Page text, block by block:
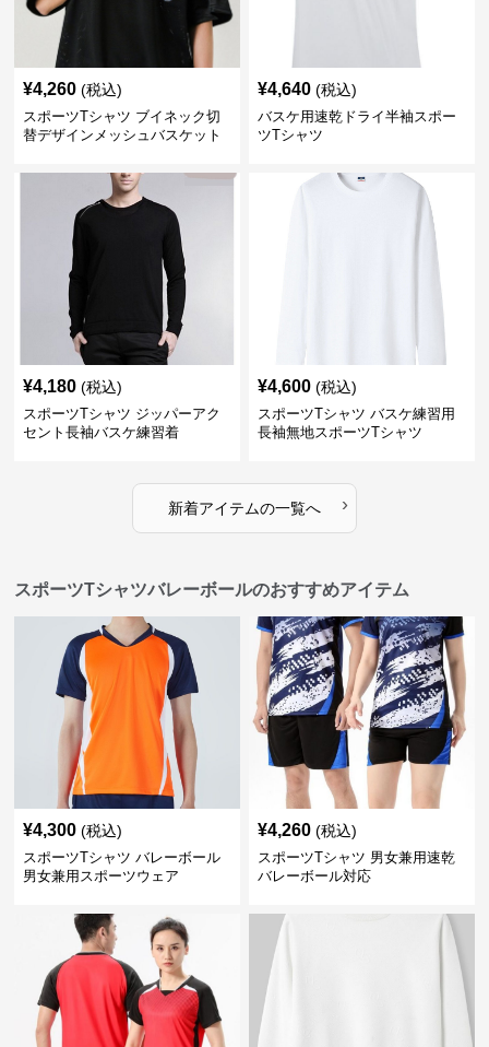
¥4,260 (税込)
スポーツTシャツ ブイネック切
替デザインメッシュバスケット
¥4,640 (税込)
バスケ用速乾ドライ半袖スポー
ツTシャツ
¥4,180 (税込)
スポーツTシャツ ジッパーアク
セント長袖バスケ練習着
¥4,600 (税込)
スポーツTシャツ バスケ練習用
長袖無地スポーツTシャツ
新着アイテムの一覧へ ›
スポーツTシャツバレーボールのおすすめアイテム
¥4,300 (税込)
スポーツTシャツ バレーボール
男女兼用スポーツウェア
¥4,260 (税込)
スポーツTシャツ 男女兼用速乾
バレーボール対応